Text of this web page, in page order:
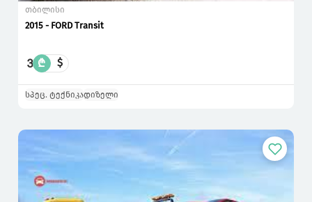
თბილისი
2015 - FORD Transit
3 ₾ $
სპეც. ტექნიკადიზელი